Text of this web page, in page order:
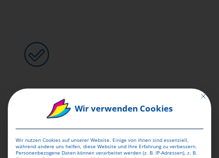
KOSTENLOSER
DATENCHECK
Druckergebnis.
Mit
Wir verwenden Cookies
Wir nutzen Cookies auf unserer Website. Einige von ihnen sind essenziell,
während andere uns helfen, diese Website und Ihre Erfahrung zu verbessern.
Personenbezogene Daten können verarbeitet werden (z. B. IP-Adressen), z. B.